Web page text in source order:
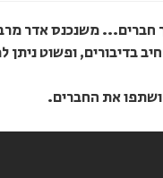
חברים... משנכנס אדר
את החברים.